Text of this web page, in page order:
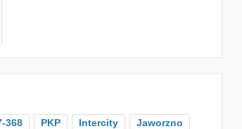
368 PKP Intercity
Jaworzno